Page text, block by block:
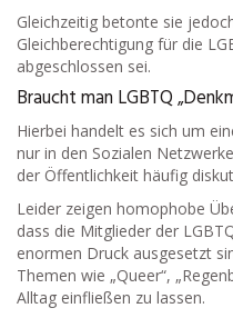
Gleichzeitig betonte sie
Gleichberechtigung für die
abgeschlossen sei.
Braucht man LGBTQ
Hierbei handelt es sich um
nur in den Sozialen
der Öffentlichkeit häufig
Leider zeigen homophobe
dass die Mitglieder der
enormen Druck ausgesetzt
Themen wie „Queer“,
Alltag einfließen zu lassen.